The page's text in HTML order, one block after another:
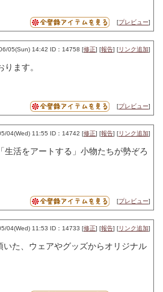
[プレビュー]
05(Sun) 14:42 ID：14758 [修正] [報告] [リンク追加]
ます。
[プレビュー]
04(Wed) 11:55 ID：14742 [修正] [報告] [リンク追加]
活をアートする」小物たちが勢ぞろ
[プレビュー]
04(Wed) 11:53 ID：14733 [修正] [報告] [リンク追加]
た、ウェアやグッズからオリジナル